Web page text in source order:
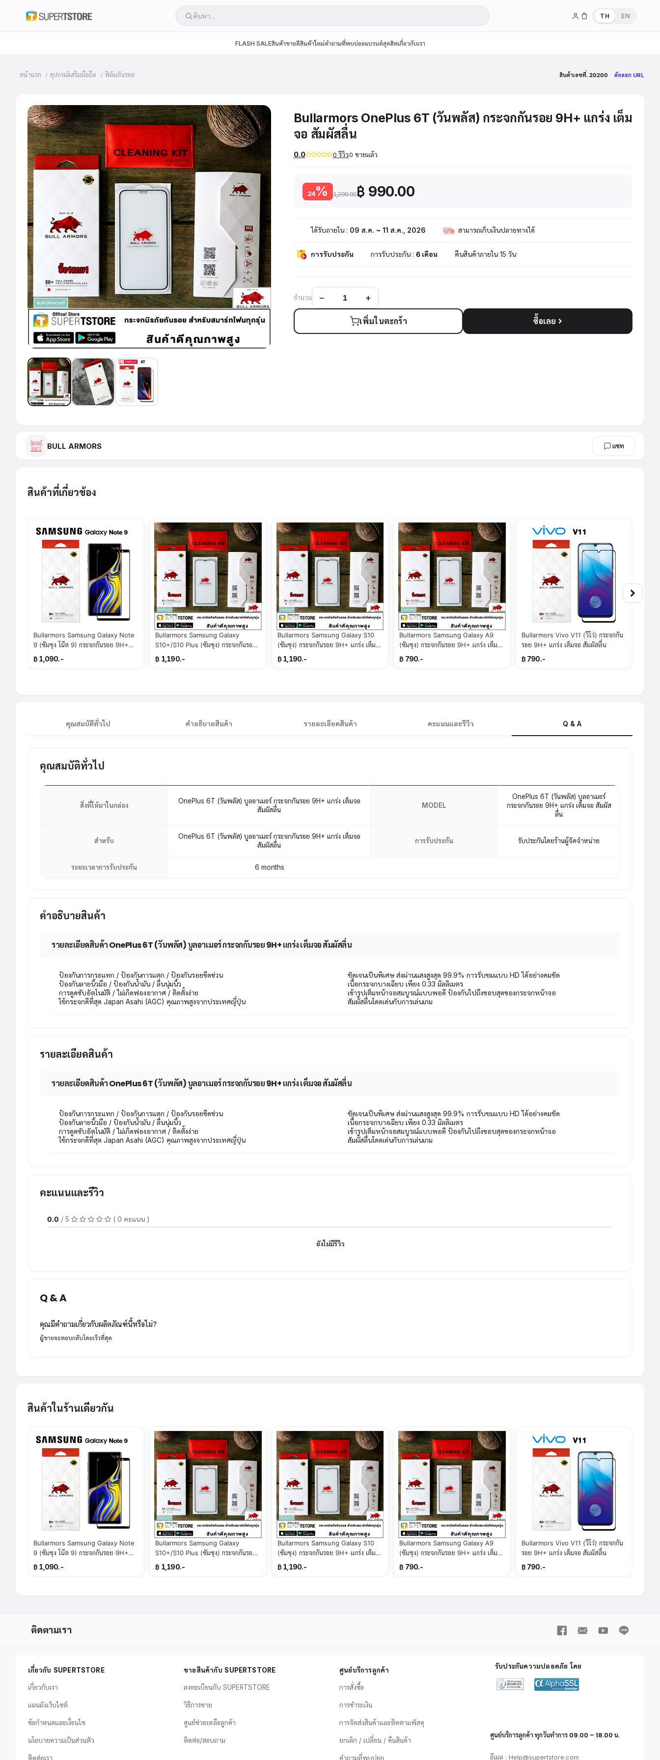
TH EN
FLASH SALEสินค้าขายดีสินค้าใหม่คำถามที่พบบ่อยแบรนด์สุดฮิตเกี่ยวกับเรา
หน้าแรก อุปกรณ์เสริมมือถือ ฟิล์มกันรอย สินค้าเลขที่. 20200 คัดลอก URL
Bullarmors OnePlus 6T (วันพลัส) กระจกกันรอย 9H+ แกร่ง เต็ม
จอ สัมผัสลื่น
0.0 0 รีวิว0 ขายแล้ว
24% 1,290.00฿ 990.00
ได้รับภายใน : 09 ส.ค. ~ 11 ส.ค., 2026 สามารถเก็บเงินปลายทางได้
การรับประกัน การรับประกัน : 6 เดือน คืนสินค้าภายใน 15 วัน
จำนวน
เพิ่มในตะกร้า ซื้อเลย
BULL ARMORS แชท
สินค้าที่เกี่ยวข้อง
Bullarmors Samsung Galaxy Note
9 (ซัมซุง โน๊ต 9) กระจกกันรอย 9H+
แกร่ง เต็มจอ สัมผัสลื่น
฿ 1,090.-
Bullarmors Samsung Galaxy
S10+/S10 Plus (ซัมซุง) กระจกกันรอย
9H+ แกร่ง เต็มจอ สัมผัสลื่น
฿ 1,190.-
Bullarmors Samsung Galaxy S10
(ซัมซุง) กระจกกันรอย 9H+ แกร่ง เต็มจอ
สัมผัสลื่น
฿ 1,190.-
Bullarmors Samsung Galaxy A9
(ซัมซุง) กระจกกันรอย 9H+ แกร่ง เต็มจอ
สัมผัสลื่น
฿ 790.-
Bullarmors Vivo V11 (วีโว่) กระจกกัน
รอย 9H+ แกร่ง เต็มจอ สัมผัสลื่น
฿ 790.-
คุณสมบัติทั่วไป คำอธิบายสินค้า รายละเอียดสินค้า คะแนนและรีวิว Q & A
คุณสมบัติทั่วไป
สิ่งที่ให้มาในกล่อง
OnePlus 6T (วันพลัส) บูลอาเมอร์ กระจกกันรอย 9H+ แกร่ง เต็มจอ
สัมผัสลื่น
MODEL
OnePlus 6T (วันพลัส) บูลอาเมอร์
กระจกกันรอย 9H+ แกร่ง เต็มจอ สัมผัส
ลื่น
สำหรับ
OnePlus 6T (วันพลัส) บูลอาเมอร์ กระจกกันรอย 9H+ แกร่ง เต็มจอ
สัมผัสลื่น
การรับประกัน รับประกันโดยร้านผู้จัดจำหน่าย
ระยะเวลาการรับประกัน 6 months
คำอธิบายสินค้า
รายละเอียดสินค้า OnePlus 6T (วันพลัส) บูลอาเมอร์ กระจกกันรอย 9H+ แกร่ง เต็มจอ สัมผัสลื่น
ป้องกันการกระแทก / ป้องกันการแตก / ป้องกันรอยขีดข่วน
ป้องกันลายนิ้วมือ / ป้องกันน้ำมัน / ลื่นนุ่มนิ้ว
การดูดซับอัตโนมัติ / ไม่เกิดฟองอากาศ / ติดตั้งง่าย
ใช้กระจกดีที่สุด Japan Asahi (AGC) คุณภาพสูงจากประเทศญี่ปุ่น
ชัดเจนเป็นพิเศษ ส่งผ่านแสงสูงสุด 99.9% การรับชมแบบ HD ได้อย่างคมชัด
เนื้อกระจกบางเฉียบ เพียง 0.33 มิลลิเมตร
เข้ารูปเต็มหน้าจอสมบูรณ์แบบพอดี ป้องกันไปถึงขอบสุดของกระจกหน้าจอ
สัมผัสลื่นโดดเด่นกับการเล่นเกม
รายละเอียดสินค้า
รายละเอียดสินค้า OnePlus 6T (วันพลัส) บูลอาเมอร์ กระจกกันรอย 9H+ แกร่ง เต็มจอ สัมผัสลื่น
ป้องกันการกระแทก / ป้องกันการแตก / ป้องกันรอยขีดข่วน
ป้องกันลายนิ้วมือ / ป้องกันน้ำมัน / ลื่นนุ่มนิ้ว
การดูดซับอัตโนมัติ / ไม่เกิดฟองอากาศ / ติดตั้งง่าย
ใช้กระจกดีที่สุด Japan Asahi (AGC) คุณภาพสูงจากประเทศญี่ปุ่น
ชัดเจนเป็นพิเศษ ส่งผ่านแสงสูงสุด 99.9% การรับชมแบบ HD ได้อย่างคมชัด
เนื้อกระจกบางเฉียบ เพียง 0.33 มิลลิเมตร
เข้ารูปเต็มหน้าจอสมบูรณ์แบบพอดี ป้องกันไปถึงขอบสุดของกระจกหน้าจอ
สัมผัสลื่นโดดเด่นกับการเล่นเกม
คะแนนและรีวิว
0.0 / 5 ( 0 คะแนน )
ยังไม่มีรีวิว
Q & A
คุณมีคำถามเกี่ยวกับผลิตภัณฑ์นี้หรือไม่?
ผู้ขายจะตอบกลับโดยเร็วที่สุด
สินค้าในร้านเดียวกัน
Bullarmors Samsung Galaxy Note
9 (ซัมซุง โน๊ต 9) กระจกกันรอย 9H+
แกร่ง เต็มจอ สัมผัสลื่น
฿ 1,090.-
Bullarmors Samsung Galaxy
S10+/S10 Plus (ซัมซุง) กระจกกันรอย
9H+ แกร่ง เต็มจอ สัมผัสลื่น
฿ 1,190.-
Bullarmors Samsung Galaxy S10
(ซัมซุง) กระจกกันรอย 9H+ แกร่ง เต็มจอ
สัมผัสลื่น
฿ 1,190.-
Bullarmors Samsung Galaxy A9
(ซัมซุง) กระจกกันรอย 9H+ แกร่ง เต็มจอ
สัมผัสลื่น
฿ 790.-
Bullarmors Vivo V11 (วีโว่) กระจกกัน
รอย 9H+ แกร่ง เต็มจอ สัมผัสลื่น
฿ 790.-
ติดตามเรา
เกี่ยวกับ SUPERTSTORE
เกี่ยวกับเรา
แผนผังเว็บไซต์
ข้อกำหนดและเงื่อนไข
นโยบายความเป็นส่วนตัว
ติดต่อเรา
ขายสินค้ากับ SUPERTSTORE
ลงทะเบียนกับ SUPERTSTORE
วิธีการขาย
ศูนย์ช่วยเหลือลูกค้า
ติดต่อ/สอบถาม
ศูนย์บริการลูกค้า
การสั่งซื้อ
การชำระเงิน
การจัดส่งสินค้าและติดตามพัสดุ
ยกเลิก / เปลี่ยน / คืนสินค้า
คำถามที่พบบ่อย
รับประกันความปลอดภัย โดย
ศูนย์บริการลูกค้า ทุกวันทำการ 09.00 – 18.00 น.
อีเมล : Help@supertstore.com